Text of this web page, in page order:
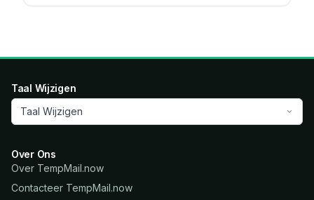
Taal Wijzigen
Taal Wijzigen
Over Ons
Over TempMail.now
Contacteer TempMail.now